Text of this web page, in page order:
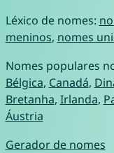
Léxico de nomes:
meninos, nomes
Nomes populares
Bélgica, Canadá,
Bretanha, Irlanda,
Áustria
Gerador de nomes